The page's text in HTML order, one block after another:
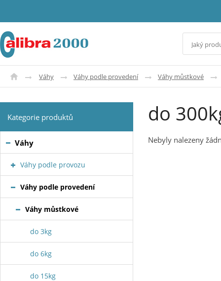
Váhy Váhy podle provedení Váhy můstkové
do
Nebyly nalezeny
Kategorie produktů
Váhy
Váhy podle provozu
Váhy podle provedení
Váhy můstkové
do 3kg
do 6kg
do 15kg